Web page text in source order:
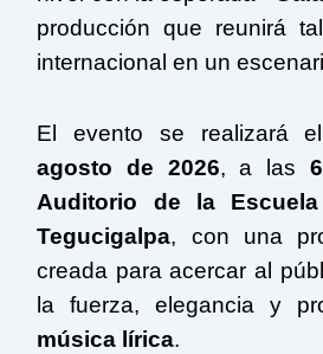
producción que reunirá
internacional en un
El evento se realizará
agosto de 2026, a las
Auditorio de la
Tegucigalpa, con una
creada para acercar al
la fuerza, elegancia y
música lírica.